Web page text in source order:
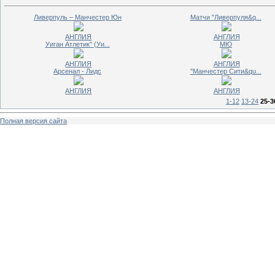
Ливерпуль – Манчестер Юн
АНГЛИЯ
Матчи "Ливерпуля&q...
АНГЛИЯ
Уиган Атлетик" (Уи...
АНГЛИЯ
МЮ
АНГЛИЯ
Арсенал - Лидс
АНГЛИЯ
"Манчестер Сити&qu...
АНГЛИЯ
1-12 13-24 25-
Полная версия сайта